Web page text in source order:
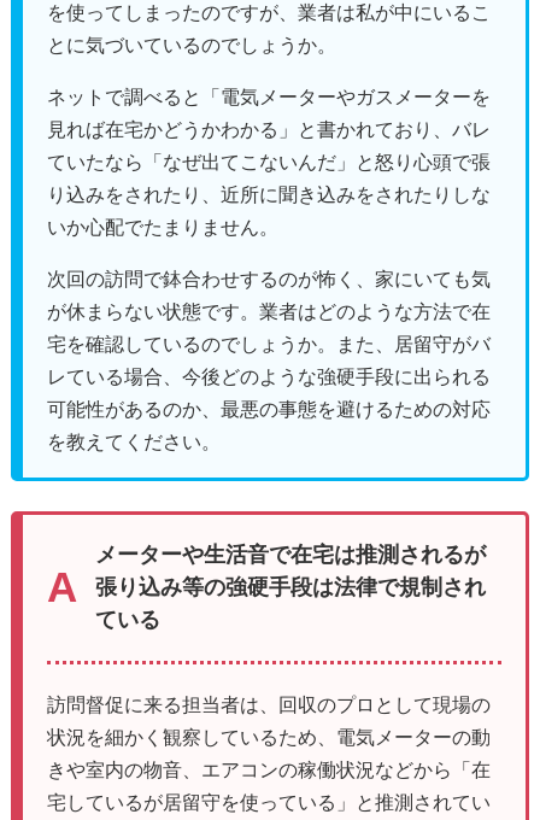
を使ってしまったのですが、業者は私が中にいるこ
とに気づいているのでしょうか。
ネットで調べると「電気メーターやガスメーターを
見れば在宅かどうかわかる」と書かれており、バレ
ていたなら「なぜ出てこないんだ」と怒り心頭で張
り込みをされたり、近所に聞き込みをされたりしな
いか心配でたまりません。
次回の訪問で鉢合わせするのが怖く、家にいても気
が休まらない状態です。業者はどのような方法で在
宅を確認しているのでしょうか。また、居留守がバ
レている場合、今後どのような強硬手段に出られる
可能性があるのか、最悪の事態を避けるための対応
を教えてください。
メーターや生活音で在宅は推測されるが
張り込み等の強硬手段は法律で規制され
ている
訪問督促に来る担当者は、回収のプロとして現場の
状況を細かく観察しているため、電気メーターの動
きや室内の物音、エアコンの稼働状況などから「在
宅しているが居留守を使っている」と推測されてい